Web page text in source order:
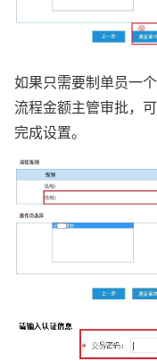
如果只需要制单员一
流程金额主管审批，
完成设置。